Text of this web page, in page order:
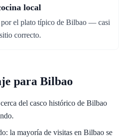
local
por el plato típico de Bilbao — casi
correcto.
para Bilbao
del casco histórico de Bilbao
la mayoría de visitas en Bilbao se